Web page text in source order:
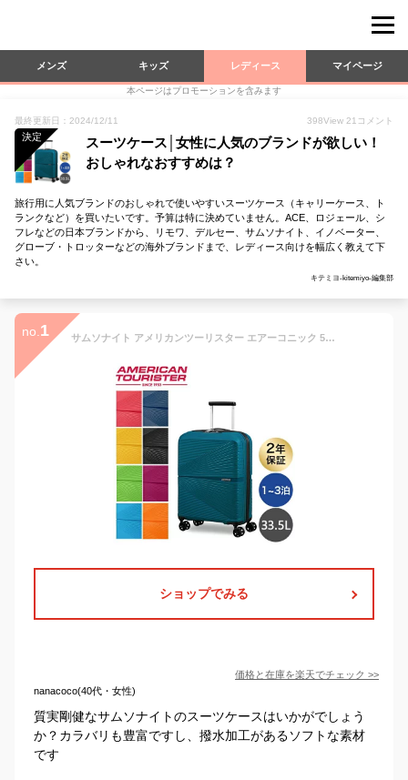
メンズ キッズ レディース マイページ
本ページはプロモーションを含みます
最終更新日：2024/12/11 398View 21 コメント
決定
スーツケース│女性に人気のブランドが欲しい！
おしゃれなおすすめは？
旅行用に人気ブランドのおしゃれで使いやすいスーツケース（キャリーケース、ト
ランクなど）を買いたいです。予算は特に決めていません。ACE、ロジェール、シ
フレなどの日本ブランドから、リモワ、デルセー、サムソナイト、イノベーター、
グローブ・トロッターなどの海外ブランドまで、レディース向けを幅広く教えて下
さい。
キテミヨ-kitemiyo-編集部
no. 1 サムソナイト アメリカンツーリスター エアーコニック 55cm Samsonite American Tourister AIRCONIC 33.5L クーポン350『送料無料（一部地域除く）』
ショップでみる
価格と在庫を楽天でチェック >>
nanacoco(40代・女性)
質実剛健なサムソナイトのスーツケースはいかがでしょう
か？カラバリも豊富ですし、撥水加工があるソフトな素材
です